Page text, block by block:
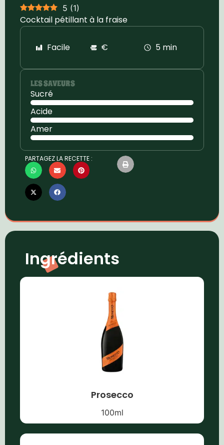
5 (1)
Cocktail pétillant à la fraise
Facile € 5 min
LES SAVEURS
Sucré
Acide
Amer
PARTAGEZ LA RECETTE :
Ingrédients
Prosecco
100ml